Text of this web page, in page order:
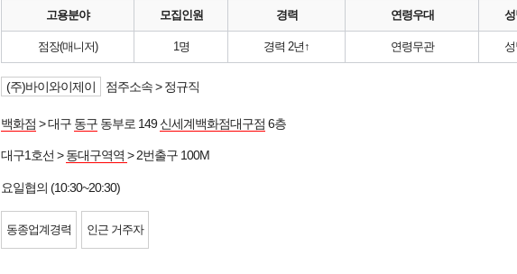
고용분야 모집인원 경력 연령우대
점장(매니저) 1명 경력 2년↑ 연령무관
(주)바이와이제이 점주소속 > 정규직
백화점 > 대구 동구 동부로 149신세계백화점대구점 6층
대구1호선 >동대구역역 > 2번출구 100M
요일협의 (10:30~20:30)
동종업계경력 인근 거주자